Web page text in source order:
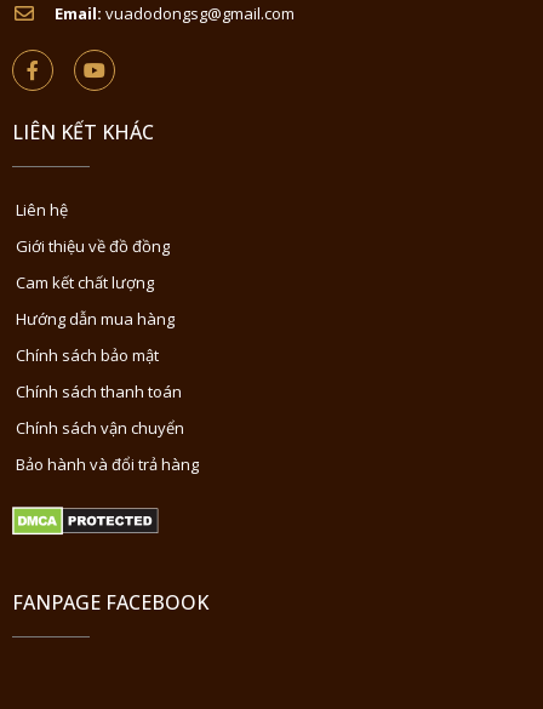
Email: vuadodongsg@gmail.com
LIÊN KẾT KHÁC
Liên hệ
Giới thiệu về đồ đồng
Cam kết chất lượng
Hướng dẫn mua hàng
Chính sách bảo mật
Chính sách thanh toán
Chính sách vận chuyển
Bảo hành và đổi trả hàng
FANPAGE FACEBOOK